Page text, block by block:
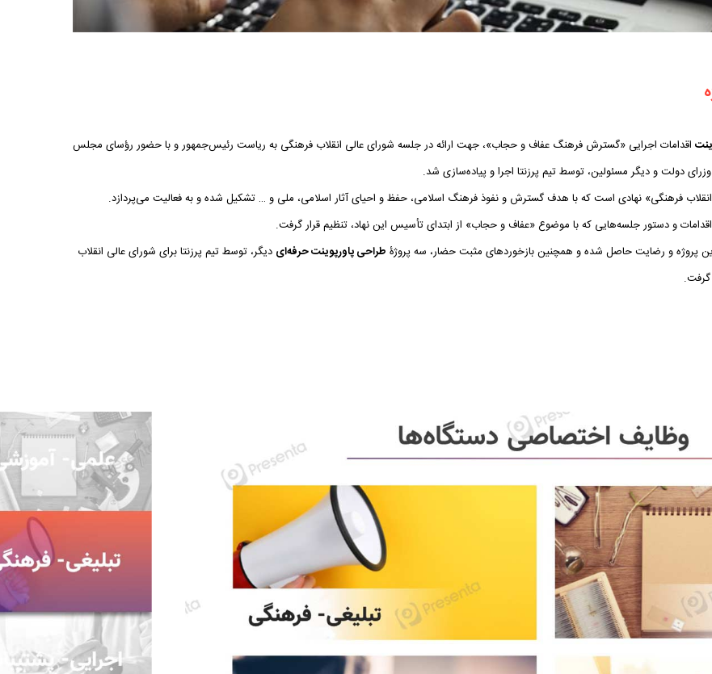
اقدامات اجرایی «گسترش فرهنگ عفاف و حجاب»، جهت ارائه در جلسه شورای عالی انقلاب فرهنگی به ریاست رئیس‌جمهور و با حضور رؤسای مجلس
دولت و دیگر مسئولین، توسط تیم پرزنتا اجرا و پیاده‌سازی شد.
فرهنگی» نهادی است که با هدف گسترش و نفوذ فرهنگ اسلامی، حفظ و احیای آثار اسلامی، ملی و … تشکیل شده و به فعالیت می‌پردازد.
اقدامات و دستور جلسه‌هایی که با موضوع «عفاف و حجاب» از ابتدای تأسیس این نهاد، تنظیم قرار گرفت.
پروژه و رضایت حاصل شده و همچنین بازخوردهای مثبت حضار، سه پروژۀ طراحی پاورپوینت حرفه‌ای دیگر، توسط تیم پرزنتا برای شورای عالی انقلاب
گرفت.